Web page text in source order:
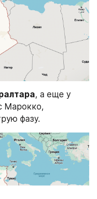
, а еще у
Марокко,
фазу.